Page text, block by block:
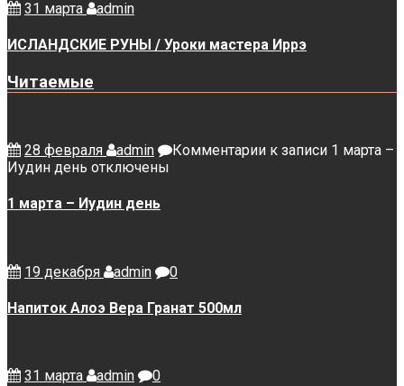
31 марта admin
ИСЛАНДСКИЕ РУНЫ / Уроки мастера Иррэ
Читаемые
28 февраля admin Комментарии к записи 1 марта –
Иудин день отключены
1 марта – Иудин день
19 декабря admin 0
Напиток Алоэ Вера Гранат 500мл
31 марта admin 0